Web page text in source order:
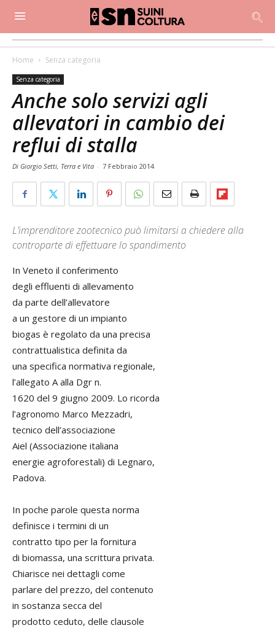
Home Senza categoria
Senza categoria
Anche solo servizi agli
allevatori in cambio dei
reflui di stalla
Di Giorgio Setti, Terra e Vita - 7 Febbraio 2014
L’imprenditore zootecnico può limitarsi a chiedere alla
controparte di effettuare lo spandimento
In Veneto il conferimento
degli effluenti di allevamento
da parte dell’allevatore
a un gestore di un impianto
biogas è regolato da una precisa
contrattualistica definita da
una specifica normativa regionale,
l’allegato A alla Dgr n.
1620 del 9 giugno 2009. Lo ricorda
l’agronomo Marco Mezzadri,
tecnico dell’associazione
Aiel (Associazione italiana
energie agroforestali) di Legnaro,
Padova.
In poche parole questa norma
definisce i termini di un
contratto tipo per la fornitura
di biomassa, una scrittura privata.
Chiarisce nei dettagli come
parlare del prezzo, del contenuto
in sostanza secca del
prodotto ceduto, delle clausole